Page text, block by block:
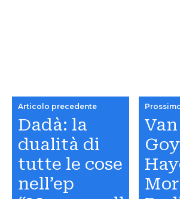
Articolo precedente
Dadà: la
dualità di
tutte le cose
nell’ep